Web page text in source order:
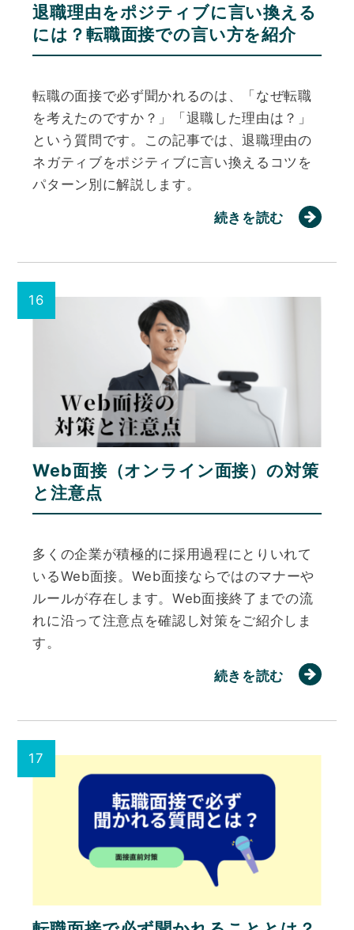
退職理由をポジティブに言い換える
には？転職面接での言い方を紹介
転職の面接で必ず聞かれるのは、「なぜ転職
を考えたのですか？」「退職した理由は？」
という質問です。この記事では、退職理由の
ネガティブをポジティブに言い換えるコツを
パターン別に解説します。
続きを読む
Web面接（オンライン面接）の対策
と注意点
多くの企業が積極的に採用過程にとりいれて
いるWeb面接。Web面接ならではのマナーや
ルールが存在します。Web面接終了までの流
れに沿って注意点を確認し対策をご紹介しま
す。
続きを読む